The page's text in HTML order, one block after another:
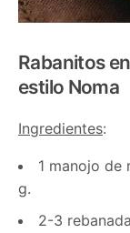
Rabanitos
estilo Noma
Ingredientes:
1 manojo de
g.
2-3